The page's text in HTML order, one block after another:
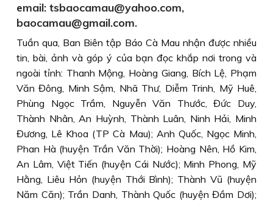
email: tsbaocamau@yahoo.com,
baocamau@gmail.com.
Tuần qua, Ban Biên tập Báo Cà Mau nhận được nhiều
tin, bài, ảnh và góp ý của bạn đọc khắp nơi trong và
ngoài tỉnh: Thanh Mộng, Hoàng Giang, Bích Lệ, Phạm
Văn Đông, Minh Sậm, Nhã Thư, Diễm Trinh, Mỹ Huê,
Phùng Ngọc Trầm, Nguyễn Văn Thước, Đức Duy,
Thành Nhân, An Huỳnh, Thành Luân, Ninh Hải, Minh
Đương, Lê Khoa (TP Cà Mau); Anh Quốc, Ngọc Minh,
Phan Hà (huyện Trần Văn Thời); Hoàng Nên, Hồ Kim,
An Lâm, Việt Tiến (huyện Cái Nước); Minh Phong, Mỹ
Hằng, Liêu Hỏn (huyện Thới Bình); Thành Vũ (huyện
Năm Căn); Trần Danh, Thành Quốc (huyện Đầm Dơi);